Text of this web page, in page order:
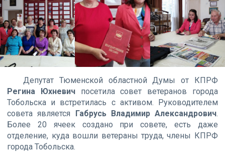
Депутат Тюменской областной Думы от КПРФ
Регина Юхневич посетила совет ветеранов города
Тобольска и встретилась с активом. Руководителем
совета является Габрусь Владимир Александрович.
Более 20 ячеек создано при совете, есть даже
отделение, куда вошли ветераны труда, члены КПРФ
города Тобольска.